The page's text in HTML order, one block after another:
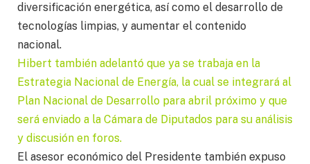
diversificación energética, así como el desarrollo de
tecnologías limpias, y aumentar el contenido
nacional.
Hibert también adelantó que ya se trabaja en la
Estrategia Nacional de Energía, la cual se integrará al
Plan Nacional de Desarrollo para abril próximo y que
será enviado a la Cámara de Diputados para su análisis
y discusión en foros.
El asesor económico del Presidente también expuso